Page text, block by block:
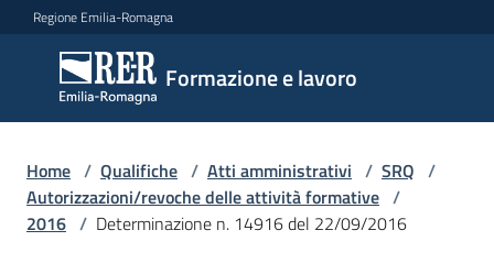
Vai al contenuto
Vai alla navigazione
Vai al footer
Regione Emilia-Romagna
Formazione e lavoro
Formazione
e lavoro
Argomenti
Home / Qualifiche / Atti amministrativi / SRQ /
Autorizzazioni/revoche delle attività formative /
2016 / Determinazione n. 14916 del 22/09/2016